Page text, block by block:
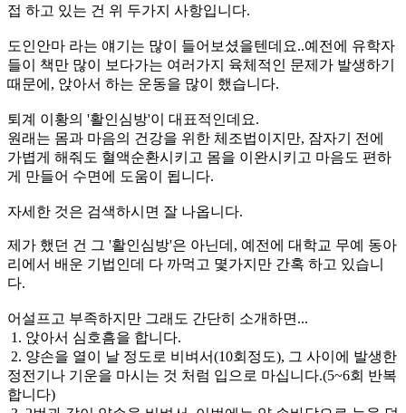
접 하고 있는 건 위 두가지 사항입니다.
도인안마 라는 얘기는 많이 들어보셨을텐데요..예전에 유학자
들이 책만 많이 보다가는 여러가지 육체적인 문제가 발생하기
때문에, 앉아서 하는 운동을 많이 했습니다.
퇴계 이황의 '활인심방'이 대표적인데요.
원래는 몸과 마음의 건강을 위한 체조법이지만, 잠자기 전에
가볍게 해줘도 혈액순환시키고 몸을 이완시키고 마음도 편하
게 만들어 수면에 도움이 됩니다.
자세한 것은 검색하시면 잘 나옵니다.
제가 했던 건 그 '활인심방'은 아닌데, 예전에 대학교 무예 동아
리에서 배운 기법인데 다 까먹고 몇가지만 간혹 하고 있습니
다.
어설프고 부족하지만 그래도 간단히 소개하면...
1. 앉아서 심호흠을 합니다.
2. 양손을 열이 날 정도로 비벼서(10회정도), 그 사이에 발생한
정전기나 기운을 마시는 것 처럼 입으로 마십니다.(5~6회 반복
합니다)